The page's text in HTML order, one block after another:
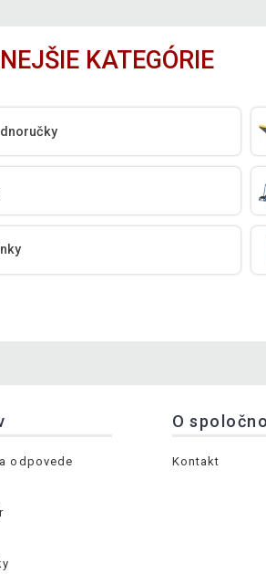
KATEGÓRIE
odpovede
O
Kontakt